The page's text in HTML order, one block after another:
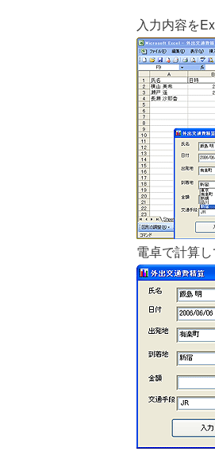
入力内容を
電卓で計算